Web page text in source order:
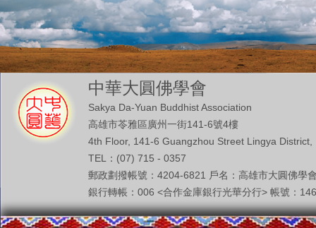
中華大圓佛學會
Sakya Da-Yuan Buddhist Association
高雄市苓雅區廣州一街141-6號4樓
4th Floor, 141-6 Guangzhou Street Lingya District,
TEL：(07) 715 - 0357
郵政劃撥帳號：4204-6821 戶名：高雄市大圓佛學
銀行轉帳：006 <合作金庫銀行光華分行> 帳號：